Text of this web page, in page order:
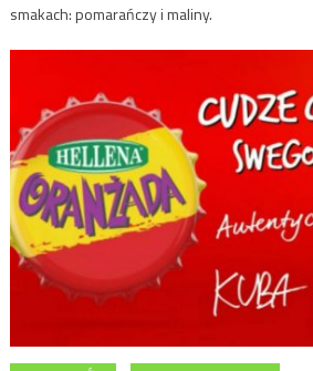
smakach: pomarańczy i maliny.